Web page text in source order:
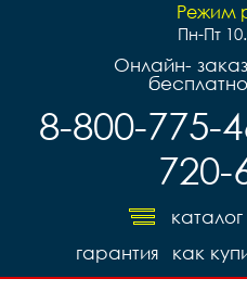
Режим
Пн-Пт
Онлайн-
8-800-775-
720-
как
гарантия